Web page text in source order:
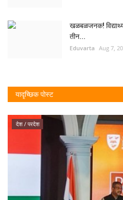
खळबळजनक!
तीन...
Eduvarta Aug 7,
यादृच्छिक पोस्ट
देश / परदेश